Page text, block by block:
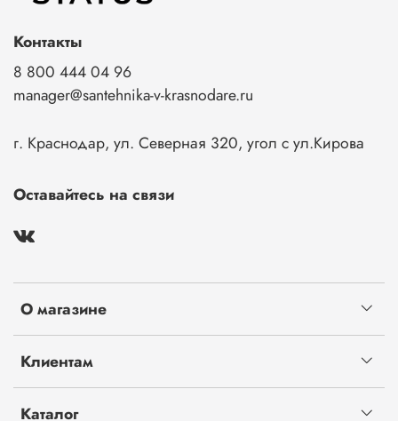
О магазине
Клиентам
Каталог
Контакты
8 800 444 04 96
manager@santehnika-v-krasnodare.ru
г. Краснодар, ул. Северная 320, угол с ул.Кирова
Оставайтесь на связи